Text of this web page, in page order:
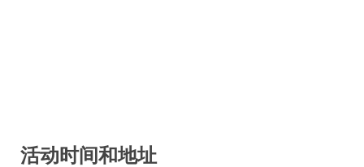
活动时间和地址